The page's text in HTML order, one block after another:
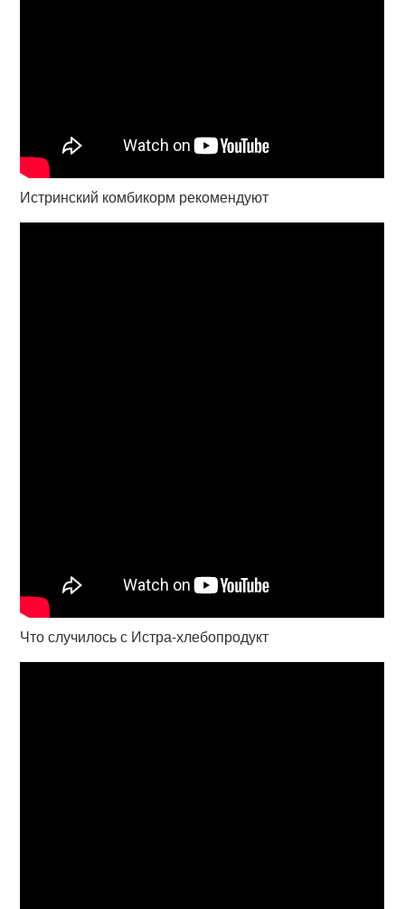
Истринский комбикорм рекомендуют
Что случилось с Истра-хлебопродукт